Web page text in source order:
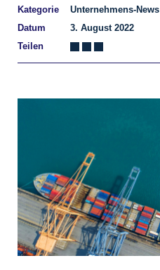
Kategorie
Unternehmens-News
Datum
3. August 2022
Teilen